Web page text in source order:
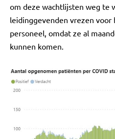
om deze wachtlijsten weg te
leidinggevenden vrezen voor
personeel, omdat ze al
kunnen komen.